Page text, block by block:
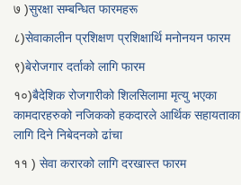
७ )सुरक्षा सम्बन्धित फारमहरू
८)सेवाकालीन प्रशिक्षण प्रशिक्षार्थि मनोनयन फारम
९)बेरोजगार दर्ताको लागि फारम
१०)बैदेशिक रोजगारीको शिलसिलामा मृत्यु भएका
कामदारहरुको नजिकको हकदारले आर्थिक सहायताका
लागि दिने निबेदनको ढांचा
११ ) सेवा करारको लागि दरखास्त फारम